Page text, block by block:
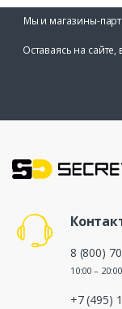
Мы и магазины-
Оставаясь на
8 (800)
10:00 –
+7 (495)